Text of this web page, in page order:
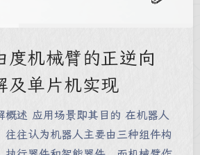
度机械臂的正逆向
及单片机实现
概述 应用场景即其目的 在机器人
往往认为机器人主要由三种组件构